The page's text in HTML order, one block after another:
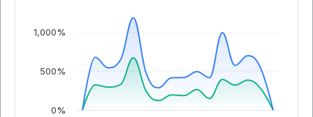
0%
500%
1,000%